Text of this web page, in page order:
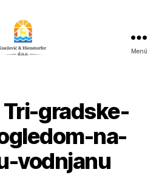
d.o.o.
Menü
Tri-gradske-
na-
vodnjanu